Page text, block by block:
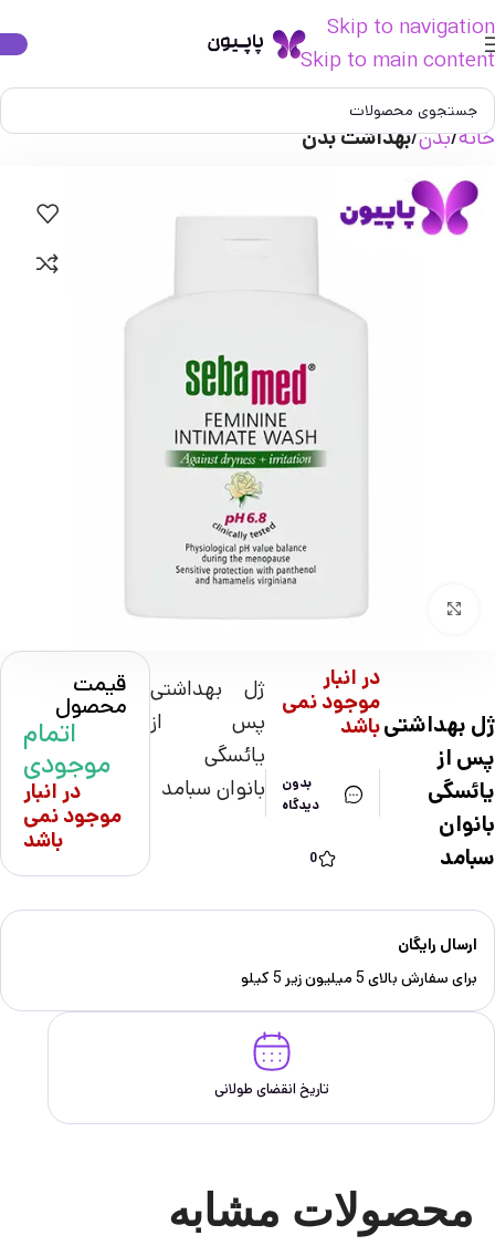
Skip to navigation
Skip to main content
خانه بدن بهداشت بدن
بزرگنمایی تصویر
در انبار
موجود نمی
باشد
بدون
دیدگاه
0
ژل بهداشتی
پس از
یائسگی
بانوان
سبامد
ژل بهداشتی
پس از
یائسگی
بانوان سبامد
قیمت
محصول
اتمام
موجودی
در انبار
موجود نمی
باشد
ارسال رایگان
برای سفارش‌ بالای 5 میلیون زیر 5 کیلو
تاریخ انقضای طولانی
محصولات مشابه